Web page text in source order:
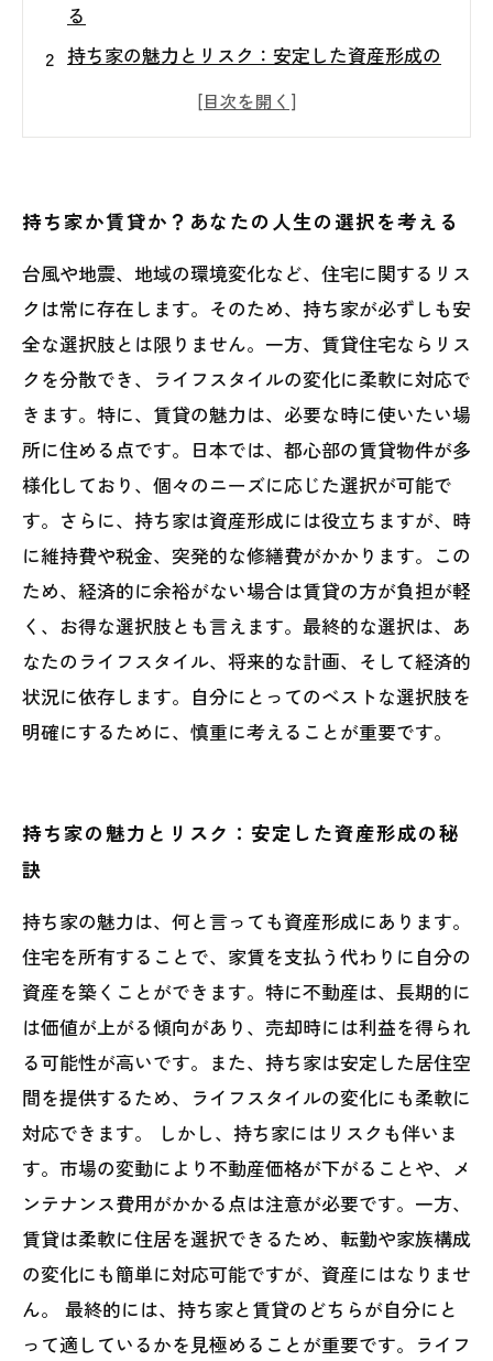
る
持ち家の魅力とリスク：安定した資産形成の
賃貸の自由：ライフスタイルを楽しむ新しい
探る
持ち家と賃貸、あなたにとってどちらが得
か？
未来を見据えた選択：ライフスタイルに合わ
せた住まい作り
持ち家か賃貸か？あなたの人生の選択を考える
台風や地震、地域の環境変化など、住宅に関するリス
クは常に存在します。そのため、持ち家が必ずしも安
全な選択肢とは限りません。一方、賃貸住宅ならリス
クを分散でき、ライフスタイルの変化に柔軟に対応で
きます。特に、賃貸の魅力は、必要な時に使いたい場
所に住める点です。日本では、都心部の賃貸物件が多
様化しており、個々のニーズに応じた選択が可能で
す。さらに、持ち家は資産形成には役立ちますが、時
に維持費や税金、突発的な修繕費がかかります。この
ため、経済的に余裕がない場合は賃貸の方が負担が軽
く、お得な選択肢とも言えます。最終的な選択は、あ
なたのライフスタイル、将来的な計画、そして経済的
状況に依存します。自分にとってのベストな選択肢を
明確にするために、慎重に考えることが重要です。
持ち家の魅力とリスク：安定した資産形成の秘
訣
持ち家の魅力は、何と言っても資産形成にあります。
住宅を所有することで、家賃を支払う代わりに自分の
資産を築くことができます。特に不動産は、長期的に
は価値が上がる傾向があり、売却時には利益を得られ
る可能性が高いです。また、持ち家は安定した居住空
間を提供するため、ライフスタイルの変化にも柔軟に
対応できます。 しかし、持ち家にはリスクも伴いま
す。市場の変動により不動産価格が下がることや、メ
ンテナンス費用がかかる点は注意が必要です。一方、
賃貸は柔軟に住居を選択できるため、転勤や家族構成
の変化にも簡単に対応可能ですが、資産にはなりませ
ん。 最終的には、持ち家と賃貸のどちらが自分にと
って適しているかを見極めることが重要です。ライフ